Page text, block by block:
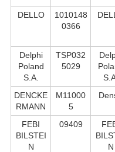
DELLO
1010148
0366
Delphi
Poland
S.А.
TSP032
5029
DENCKE
RMANN
M11000
5
FEBI
BILSTEI
N
09409
N